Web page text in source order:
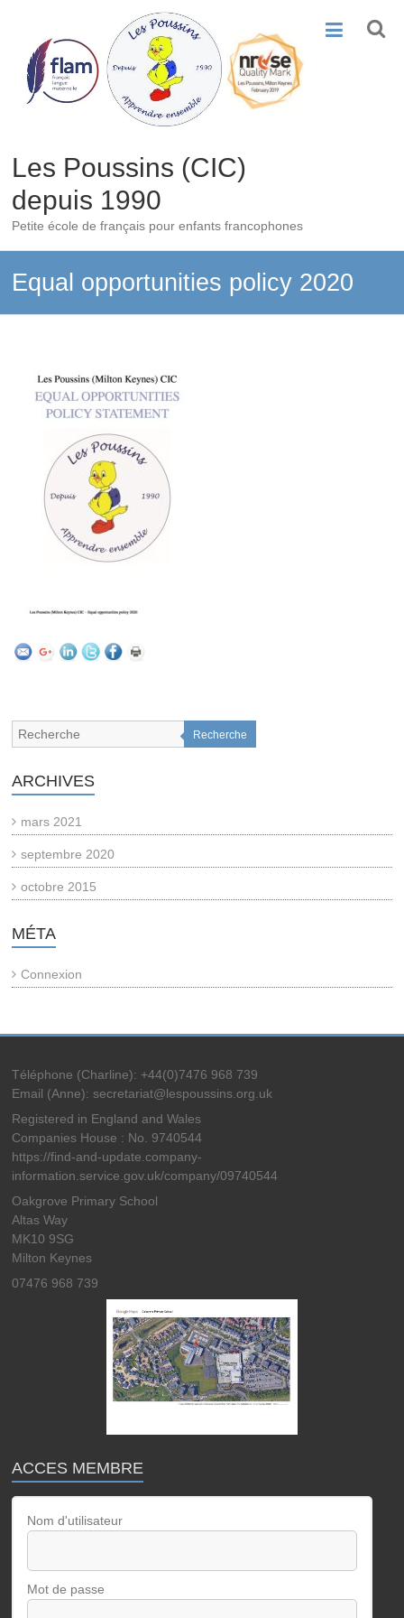
content
Les Poussins (CIC)
depuis 1990
Petite école de français pour enfants francophones
Equal opportunities policy 2020
Recherche
ARCHIVES
mars 2021
septembre 2020
octobre 2015
MÉTA
Connexion
Téléphone (Charline): +44(0)7476 968 739
Email (Anne): secretariat@lespoussins.org.uk
Registered in England and Wales
Companies House : No. 9740544
https://find-and-update.company-
information.service.gov.uk/company/09740544
Oakgrove Primary School
Altas Way
MK10 9SG
Milton Keynes
07476 968 739
ACCES MEMBRE
Nom d'utilisateur
Mot de passe